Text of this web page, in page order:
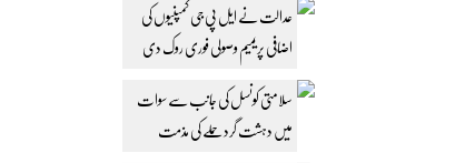
عدالت نے ایل پی جی کمپنیوں کی
اضافی پریمیم وصولی فوری روک دی
سلامتی کونسل کی جانب سے سوات
میں دہشت گرد حملے کی مذمت